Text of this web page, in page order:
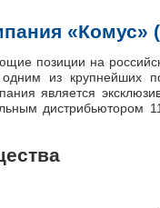
«Комус»
позиции на
из крупнейших
является
дистрибьютором